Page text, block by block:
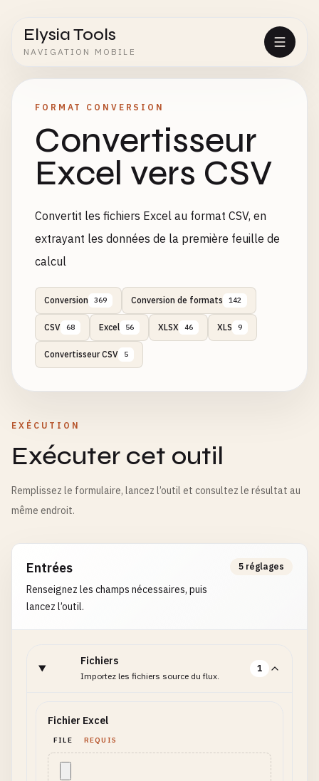
Elysia Tools
NAVIGATION MOBILE
FORMAT CONVERSION
Convertisseur
Excel vers CSV
Convertit les fichiers Excel au format CSV, en
extrayant les données de la première feuille de
calcul
Conversion 369 Conversion de formats 142
CSV 68 Excel 56 XLSX 46 XLS 9
Convertisseur CSV 5
EXÉCUTION
Exécuter cet outil
Remplissez le formulaire, lancez l’outil et consultez le résultat au
même endroit.
Entrées
Renseignez les champs nécessaires, puis
lancez l’outil.
5 réglages
Fichiers
Importez les fichiers source du flux.
1
Fichier Excel
FILE REQUIS